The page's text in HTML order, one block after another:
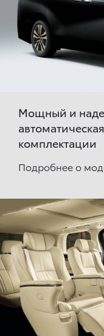
Мощный и
комплектации
Подробнее о